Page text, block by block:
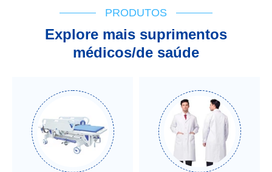
PRODUTOS
Explore mais suprimentos
médicos/de saúde